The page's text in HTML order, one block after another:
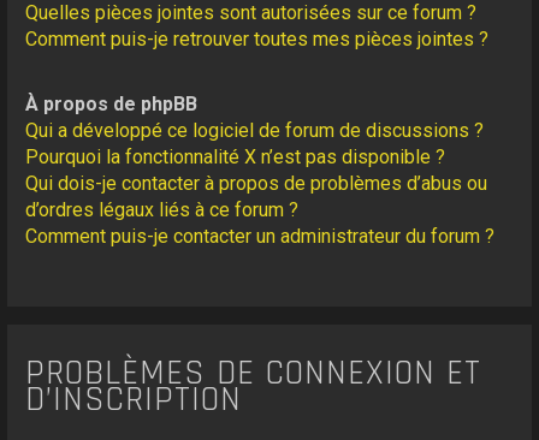
Quelles pièces jointes sont autorisées sur ce forum ?
Comment puis-je retrouver toutes mes pièces jointes ?
À propos de phpBB
Qui a développé ce logiciel de forum de discussions ?
Pourquoi la fonctionnalité X n’est pas disponible ?
Qui dois-je contacter à propos de problèmes d’abus ou
d’ordres légaux liés à ce forum ?
Comment puis-je contacter un administrateur du forum ?
PROBLÈMES DE CONNEXION ET
D’INSCRIPTION